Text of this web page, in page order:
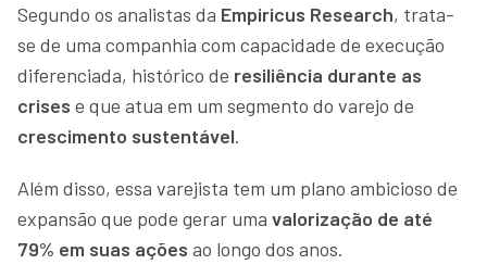
Segundo os analistas da Empiricus Research, trata-
se de uma companhia com capacidade de execução
diferenciada, histórico de resiliência durante as
crises e que atua em um segmento do varejo de
crescimento sustentável.
Além disso, essa varejista tem um plano ambicioso de
expansão que pode gerar uma valorização de até
79% em suas ações ao longo dos anos.